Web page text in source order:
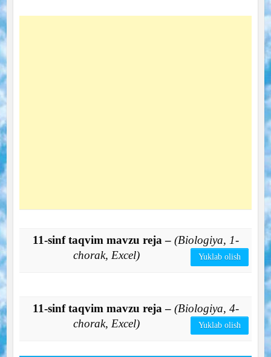
11-sinf taqvim mavzu reja – (Biologiya, 1-
chorak, Excel)
Yuklab olish
11-sinf taqvim mavzu reja – (Biologiya, 4-
chorak, Excel)
Yuklab olish